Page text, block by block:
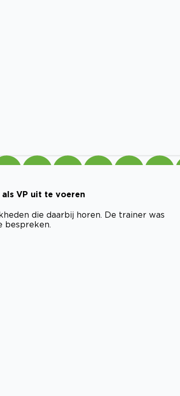
VP uit te voeren
die daarbij horen. De trainer was
bespreken.